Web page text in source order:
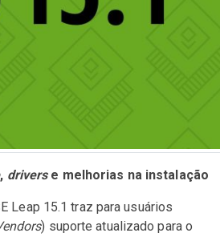
, driverse melhorias na instalação
Leap 15.1 traz para usuários
) suporte atualizado para o